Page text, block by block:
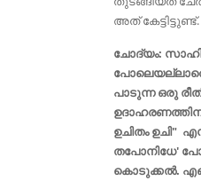
അത് കേട്ടിട്ടുണ്ട്.
ചോദ്യം:
പാടുന്ന ഒരു
ഉചിതം ഉചി"
തപോനിധേ'
കൊടുക്കൽ.